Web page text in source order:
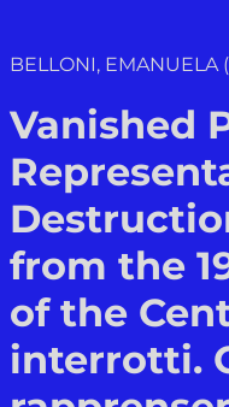
BELLONI, EMANUELA
Vanished
from the
of the
interrotti.